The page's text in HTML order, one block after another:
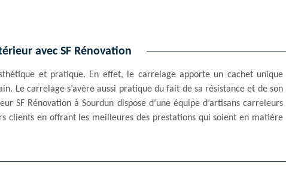
avec SF Rénovation
et pratique. En effet, le carrelage apporte un cachet unique
Le carrelage s’avère aussi pratique du fait de sa résistance et de son
SF Rénovation à Sourdun dispose d’une équipe d’artisans carreleurs
clients en offrant les meilleures des prestations qui soient en matière